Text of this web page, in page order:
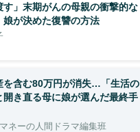
す」末期がんの母親の衝撃的な
娘が決めた復讐の方法
を含む80万円が消失…「生活の
開き直る母に娘が選んだ最終手
ネーの人間ドラマ編集班